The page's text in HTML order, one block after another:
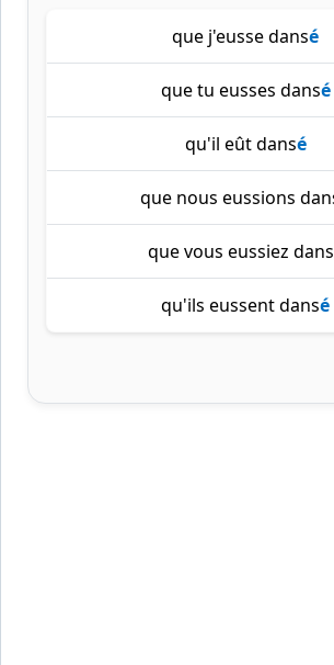
que j'eusse dansé
que tu eusses dansé
qu'il eût dansé
que nous eussions
que vous eussiez dans
qu'ils eussent dansé